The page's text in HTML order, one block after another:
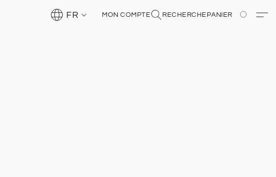
FR MON COMPTE RECHERCHE PANIER